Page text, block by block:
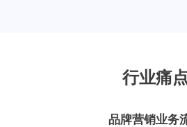
行业痛
品牌营销业务